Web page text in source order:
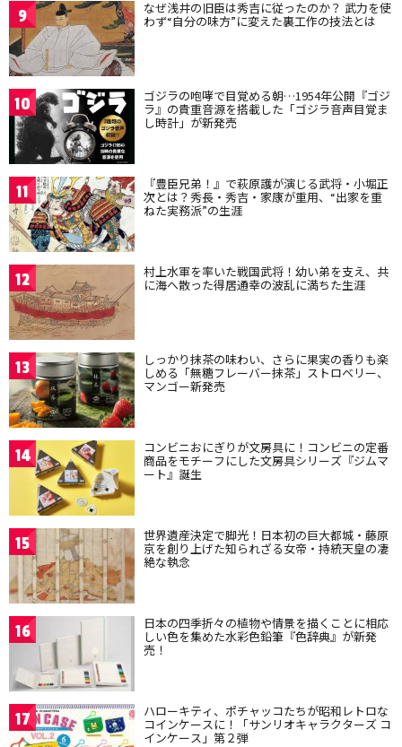
9 なぜ浅井の旧臣は秀吉に従ったのか？ 武力を使
わず“自分の味方”に変えた裏工作の技法とは
10 ゴジラの咆哮で目覚める朝…1954年公開『ゴジ
ラ』の貴重音源を搭載した「ゴジラ音声目覚ま
し時計」が新発売
11 『豊臣兄弟！』で萩原護が演じる武将・小堀正
次とは？秀長・秀吉・家康が重用、“出家を重
ねた実務派”の生涯
12 村上水軍を率いた戦国武将！幼い弟を支え、共
に海へ散った得居通幸の波乱に満ちた生涯
13 しっかり抹茶の味わい、さらに果実の香りも楽
しめる「無糖フレーバー抹茶」ストロベリー、
マンゴー新発売
14 コンビニおにぎりが文房具に！コンビニの定番
商品をモチーフにした文房具シリーズ『ジムマ
ート』誕生
15 世界遺産決定で脚光！日本初の巨大都城・藤原
京を創り上げた知られざる女帝・持統天皇の凄
絶な執念
16 日本の四季折々の植物や情景を描くことに相応
しい色を集めた水彩色鉛筆『色辞典』が新発
売！
17 ハローキティ、ポチャッコたちが昭和レトロな
コインケースに！「サンリオキャラクターズ コ
インケース」第２弾